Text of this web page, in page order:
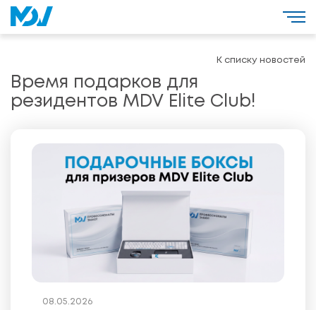
Время подарков для
резидентов MDV Elite Club!
К списку новостей
08.05.2026